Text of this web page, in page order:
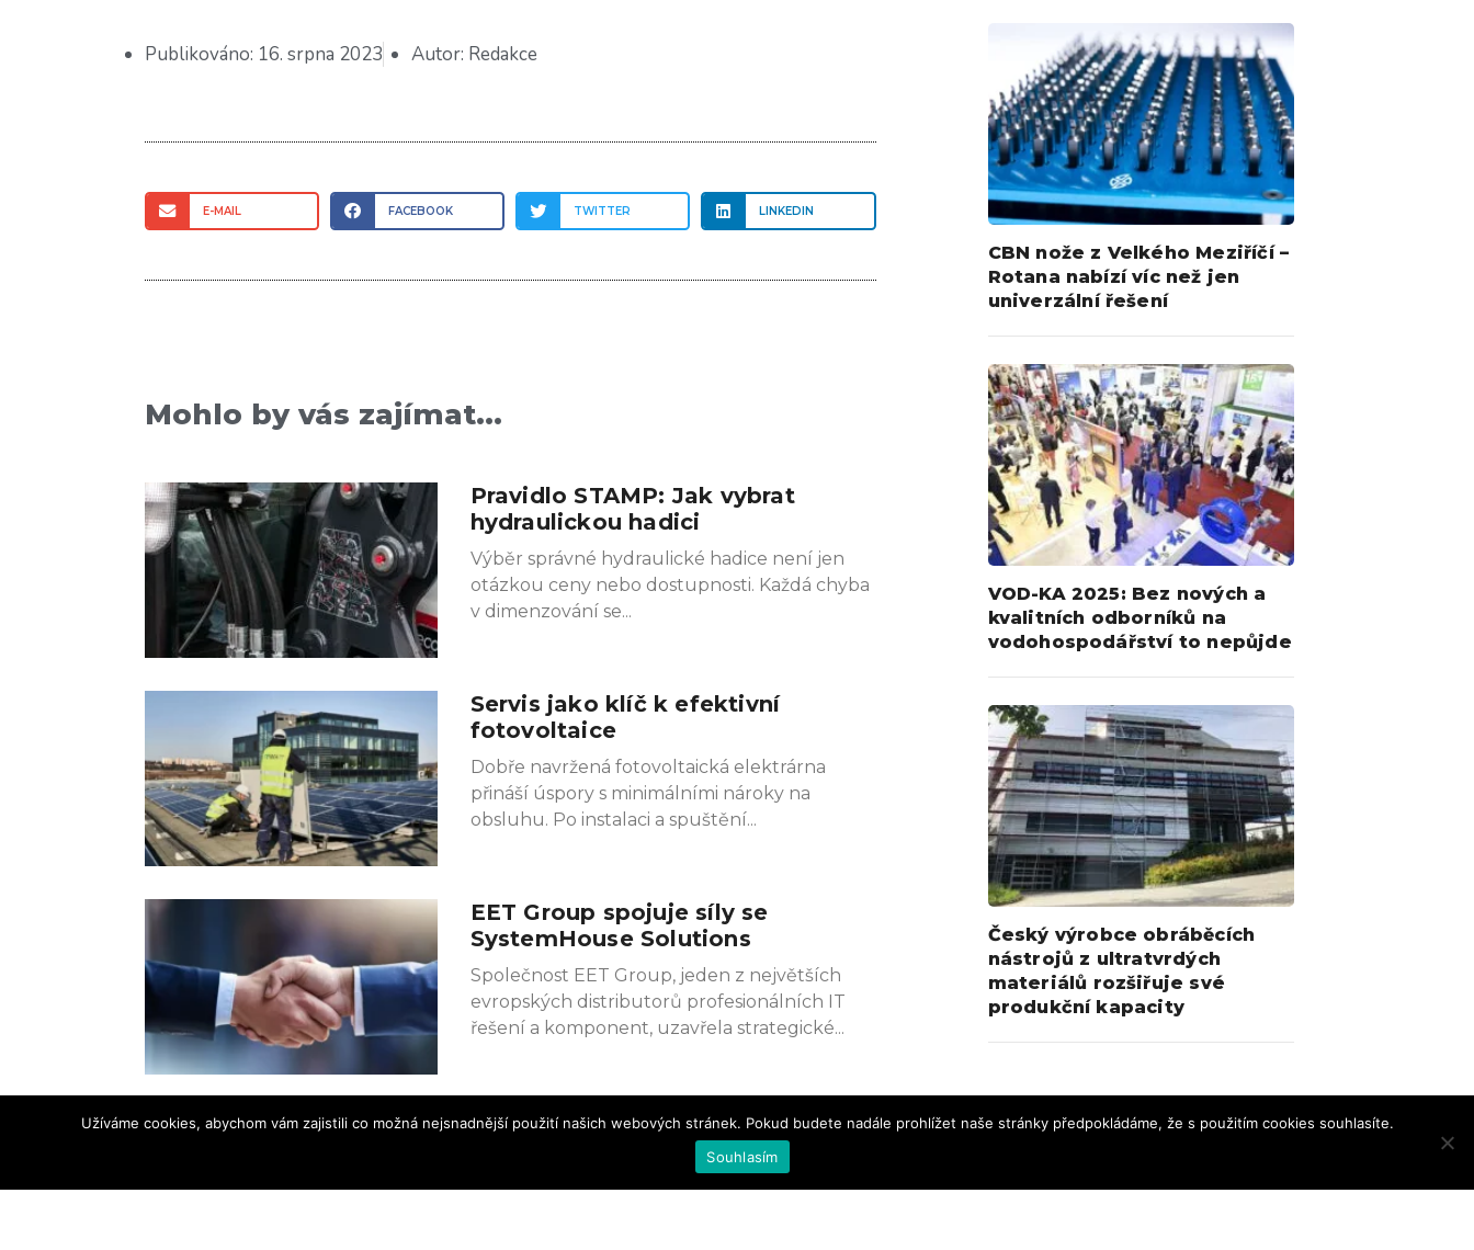
Publikováno: 16. srpna 2023 Autor: Redakce
E-MAIL FACEBOOK TWITTER LINKEDIN
Mohlo by vás zajímat...
Pravidlo STAMP: Jak vybrat
hydraulickou hadici
Výběr správné hydraulické hadice není jen
otázkou ceny nebo dostupnosti. Každá chyba
v dimenzování se
Servis jako klíč k efektivní
fotovoltaice
Dobře navržená fotovoltaická elektrárna
přináší úspory s minimálními nároky na
obsluhu. Po instalaci a spuštění
EET Group spojuje síly se
SystemHouse Solutions
Společnost EET Group, jeden z největších
evropských distributorů profesionálních IT
řešení a komponent, uzavřela strategické
CBN nože z Velkého Meziříčí –
Rotana nabízí víc než jen
univerzální řešení
VOD-KA 2025: Bez nových a
kvalitních odborníků na
vodohospodářství to nepůjde
Český výrobce obráběcích
nástrojů z ultratvrdých
materiálů rozšiřuje své
produkční kapacity
Užíváme cookies, abychom vám zajistili co možná nejsnadnější použití našich webových stránek. Pokud budete nadále prohlížet naše stránky předpokládáme, že s použitím cookies souhlasíte.
Souhlasím